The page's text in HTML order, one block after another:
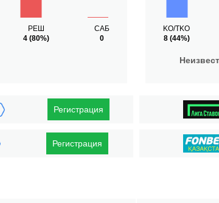
РЕШ
4(80%)
САБ
0
KO/TKO
8(44%)
Регистрация
Регистрация